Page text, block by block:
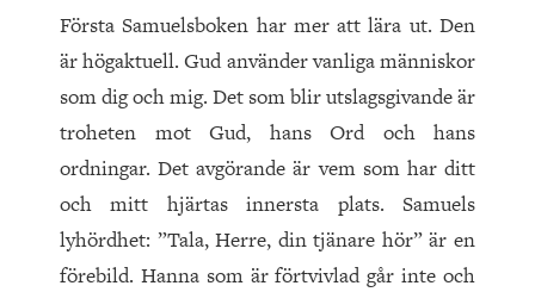
Första Samuelsboken har mer att lära ut. Den
är högaktuell. Gud använder vanliga människor
som dig och mig. Det som blir utslagsgivande är
troheten mot Gud, hans Ord och hans
ordningar. Det avgörande är vem som har ditt
och mitt hjärtas innersta plats. Samuels
lyhördhet: ”Tala, Herre, din tjänare hör” är en
förebild. Hanna som är förtvivlad går inte och